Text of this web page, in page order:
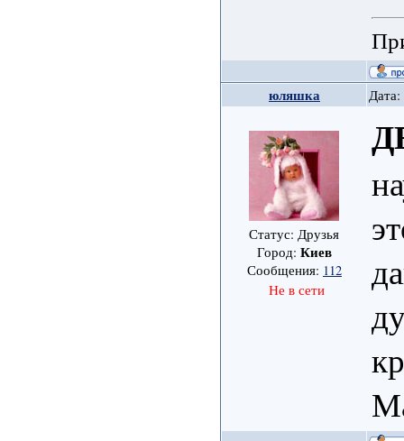
юляшка Дата:
Статус: Друзья
Город: Киев
Сообщения: 112
Не в сети